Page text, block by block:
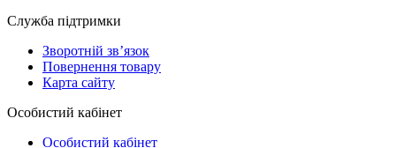
Служба підтримки
Зворотній зв’язок
Повернення товару
Карта сайту
Особистий кабінет
Особистий кабінет